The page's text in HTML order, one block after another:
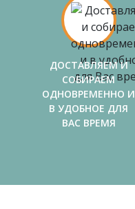
ДОСТАВЛЯЕМ И
СОБИРАЕМ
ОДНОВРЕМЕННО И
В УДОБНОЕ ДЛЯ
ВАС ВРЕМЯ